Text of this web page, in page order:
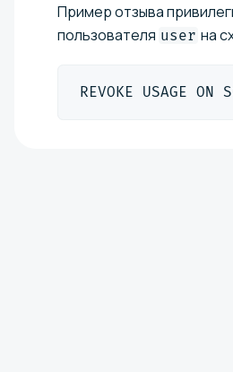
Пример отзыва
пользователя user на
REVOKE USAGE ON